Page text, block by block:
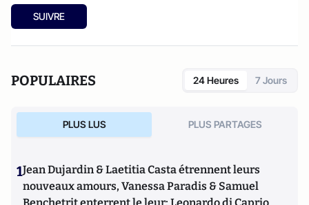
SUIVRE
POPULAIRES 24 Heures 7 Jours
PLUS LUS PLUS PARTAGES
1Jean Dujardin & Laetitia Casta étrennent leurs
nouveaux amours, Vanessa Paradis & Samuel